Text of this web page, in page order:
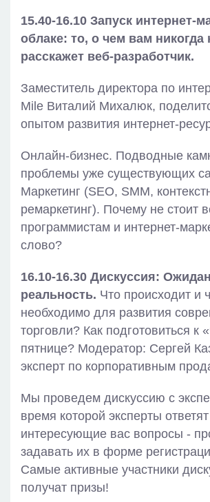
15.40-16.10 Запуск интернет-
облаке: то, о чем вам никогда
расскажет веб-разработчик.
Заместитель директора по
Mile Виталий Михалюк,
опытом развития интернет-
Онлайн-бизнес. Подводные
проблемы уже существующих
Маркетинг (SEO, SMM,
ремаркетинг). Почему не стоит
программистам и интернет-
слово?
16.10-16.30 Дискуссия:
реальность. Что происходит и
необходимо для развития
торговли? Как подготовиться к
пятнице? Модератор: Сергей
эксперт по корпоративным
Мы проведем дискуссию с
время которой эксперты
интересующие вас вопросы -
задавать их в форме
Самые активные участники
получат призы!